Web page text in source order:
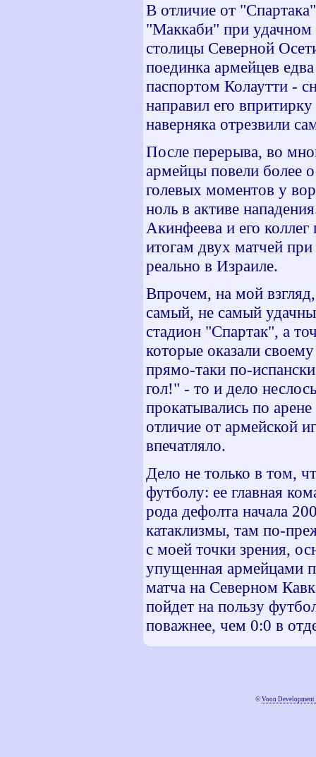
В отличие от
"Маккаби" при удачном
столицы Северной
поединка армейцев
паспортом Колаутти -
направил его
наверняка отрезвили
После перерыва, во
армейцы повели более
голевых моментов у
ноль в активе
Акинфеева и его
итогам двух матчей
реально в Израиле.
Впрочем, на мой
самый, не самый
стадион "Спартак", а
которые оказали
прямо-таки по-
гол!" - то и дело
прокатывались по
отличие от армейской
впечатляло.
Дело не только в том,
футболу: ее главная
рода дефолта начала
катаклизмы, там по-
с моей точки зрения,
упущенная армейцами
матча на Северном
пойдет на пользу
поважнее, чем 0:0 в
© Voon Development